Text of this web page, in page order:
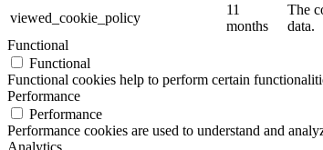
viewed_cookie_policy
11
months
The
data.
Functional
Functional
Functional cookies help to perform certain
Performance
Performance
Performance cookies are used to understand and
Analytics